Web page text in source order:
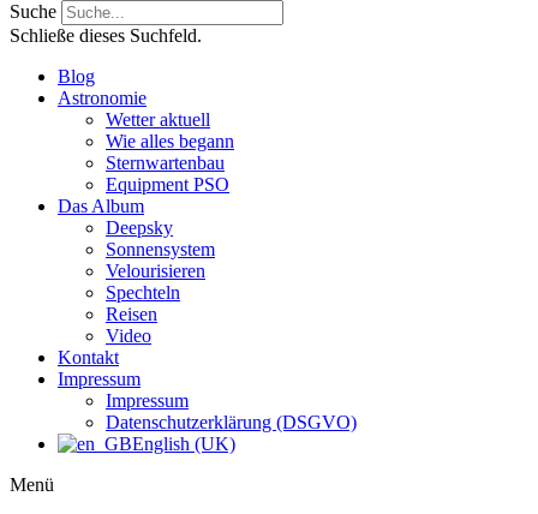
Suche
Schließe dieses Suchfeld.
Blog
Astronomie
Wetter aktuell
Wie alles begann
Sternwartenbau
Equipment PSO
Das Album
Deepsky
Sonnensystem
Velourisieren
Spechteln
Reisen
Video
Kontakt
Impressum
Impressum
Datenschutzerklärung (DSGVO)
English (UK)
Menü